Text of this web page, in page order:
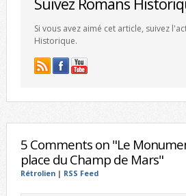
Suivez Romans
Si vous avez aimé cet article, suivez
Historique.
5 Comments on "Le
place du Champ de Mars"
Rétrolien| RSS Feed